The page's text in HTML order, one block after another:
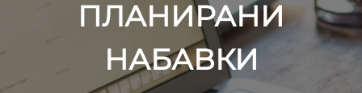
ПЛАНИРАНИ
НАБАВКИ